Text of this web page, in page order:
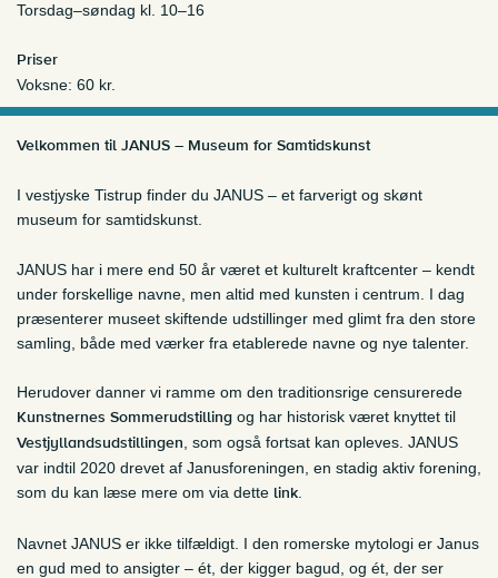
Torsdag–søndag kl. 10–16
Priser
Voksne: 60 kr.
ICOM, ODM, ledsagerkort: gratis
Velkommen til JANUS – Museum for Samtidskunst
I vestjyske Tistrup finder du JANUS – et farverigt og skønt
museum for samtidskunst.
JANUS har i mere end 50 år været et kulturelt kraftcenter – kendt
under forskellige navne, men altid med kunsten i centrum. I dag
præsenterer museet skiftende udstillinger med glimt fra den store
samling, både med værker fra etablerede navne og nye talenter.
Herudover danner vi ramme om den traditionsrige censurerede
Kunstnernes Sommerudstilling og har historisk været knyttet til
Vestjyllandsudstillingen , som også fortsat kan opleves. JANUS
var indtil 2020 drevet af Janusforeningen, en stadig aktiv forening,
som du kan læse mere om via dette link
Navnet JANUS er ikke tilfældigt. I den romerske mytologi er Janus
en gud med to ansigter – ét, der kigger bagud, og ét, der ser